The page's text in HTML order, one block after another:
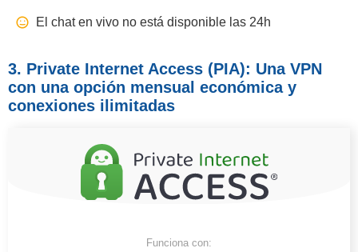
El chat en vivo no está disponible las 24h
3. Private Internet Access (PIA): Una VPN
con una opción mensual económica y
conexiones ilimitadas
Funciona con: